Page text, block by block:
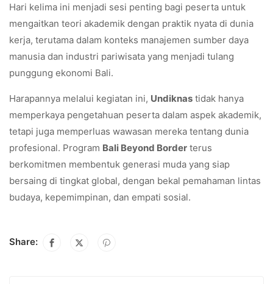
Hari kelima ini menjadi sesi penting bagi peserta untuk
mengaitkan teori akademik dengan praktik nyata di dunia
kerja, terutama dalam konteks manajemen sumber daya
manusia dan industri pariwisata yang menjadi tulang
punggung ekonomi Bali.
Harapannya melalui kegiatan ini, Undiknas tidak hanya
memperkaya pengetahuan peserta dalam aspek akademik,
tetapi juga memperluas wawasan mereka tentang dunia
profesional. Program Bali Beyond Border terus
berkomitmen membentuk generasi muda yang siap
bersaing di tingkat global, dengan bekal pemahaman lintas
budaya, kepemimpinan, dan empati sosial.
Share: